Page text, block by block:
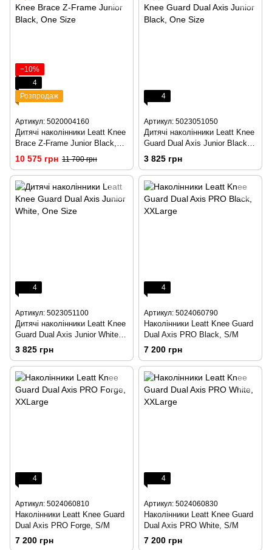
−10%
4
Розпродаж
Артикул: 5020004160
Дитячі наколінники Leatt Knee
Brace Z-Frame Junior Black,
One Size
10 575 грн 11 700 грн
4
Артикул: 5023051050
Дитячі наколінники Leatt Knee
Guard Dual Axis Junior Black,
One Size
3 825 грн
4
Артикул: 5023051100
Дитячі наколінники Leatt Knee
Guard Dual Axis Junior White,
One Size
3 825 грн
4
Артикул: 5024060790
Наколінники Leatt Knee Guard
Dual Axis PRO Black, S/M
7 200 грн
4
Артикул: 5024060810
Наколінники Leatt Knee Guard
Dual Axis PRO Forge, S/M
7 200 грн
4
Артикул: 5024060830
Наколінники Leatt Knee Guard
Dual Axis PRO White, S/M
7 200 грн